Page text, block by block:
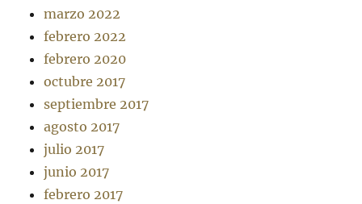
marzo 2022
febrero 2022
febrero 2020
octubre 2017
septiembre 2017
agosto 2017
julio 2017
junio 2017
febrero 2017